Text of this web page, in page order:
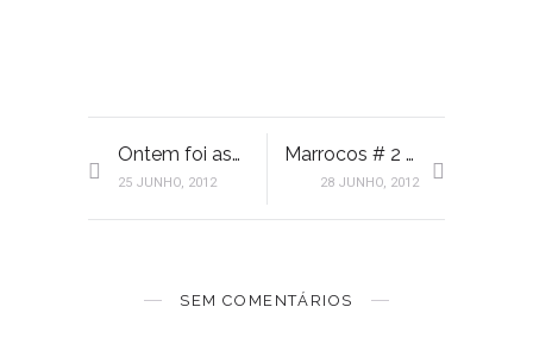
Ontem foi assim…
25 JUNHO, 2012
Marrocos # 2 La, la…sukran!
28 JUNHO, 2012
SEM COMENTÁRIOS